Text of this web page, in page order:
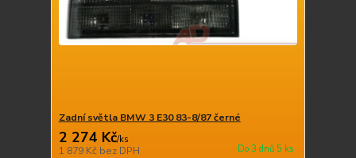
Zadní světla BMW 3 E30 83-8/87 černé
2 274 Kč/ks
1 879 Kč bez DPH Do 3 dnů 5 ks